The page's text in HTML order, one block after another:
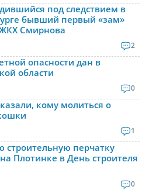
под следствием в
бывший первый «зам»
Смирнова
2
опасности дан в
области
0
кому молиться о
1
строительную перчатку
Плотинке в День строителя
0